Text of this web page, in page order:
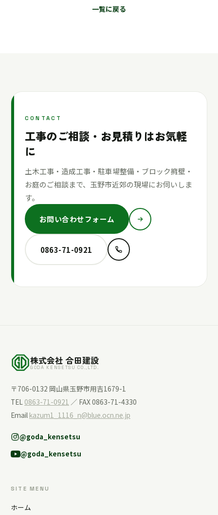
一覧に戻る
CONTACT
工事のご相談・お見積りはお気軽
に
土木工事・造成工事・駐車場整備・ブロック擁壁・
お庭のご相談まで、玉野市近郊の現場にお伺いしま
す。
お問い合わせフォーム
0863-71-0921
株式会社 合田建設
GODA KENSETSU CO.,LTD.
〒706-0132 岡山県玉野市用吉1679-1
TEL 0863-71-0921 ／ FAX 0863-71-4330
Email kazum1_1116_n@blue.ocn.ne.jp
@goda_kensetsu
@goda_kensetsu
SITE MENU
ホーム